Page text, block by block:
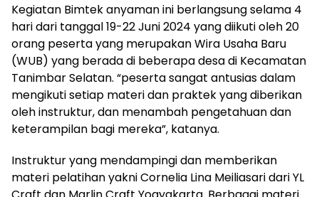
Kegiatan Bimtek anyaman ini berlangsung selama 4
hari dari tanggal 19-22 Juni 2024 yang diikuti oleh 20
orang peserta yang merupakan Wira Usaha Baru
(WUB) yang berada di beberapa desa di Kecamatan
Tanimbar Selatan. “peserta sangat antusias dalam
mengikuti setiap materi dan praktek yang diberikan
oleh instruktur, dan menambah pengetahuan dan
keterampilan bagi mereka”, katanya.
Instruktur yang mendampingi dan memberikan
materi pelatihan yakni Cornelia Lina Meiliasari dari YL